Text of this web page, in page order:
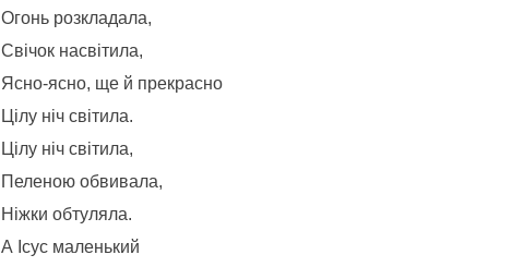
Огонь розкладала,
Свічок насвітила,
Ясно-ясно, ще й прекрасно
Цілу ніч світила.
Цілу ніч світила,
Пеленою обвивала,
Ніжки обтуляла.
А Ісус маленький